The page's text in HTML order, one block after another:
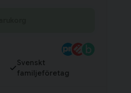
Svenskt
familjeföretag